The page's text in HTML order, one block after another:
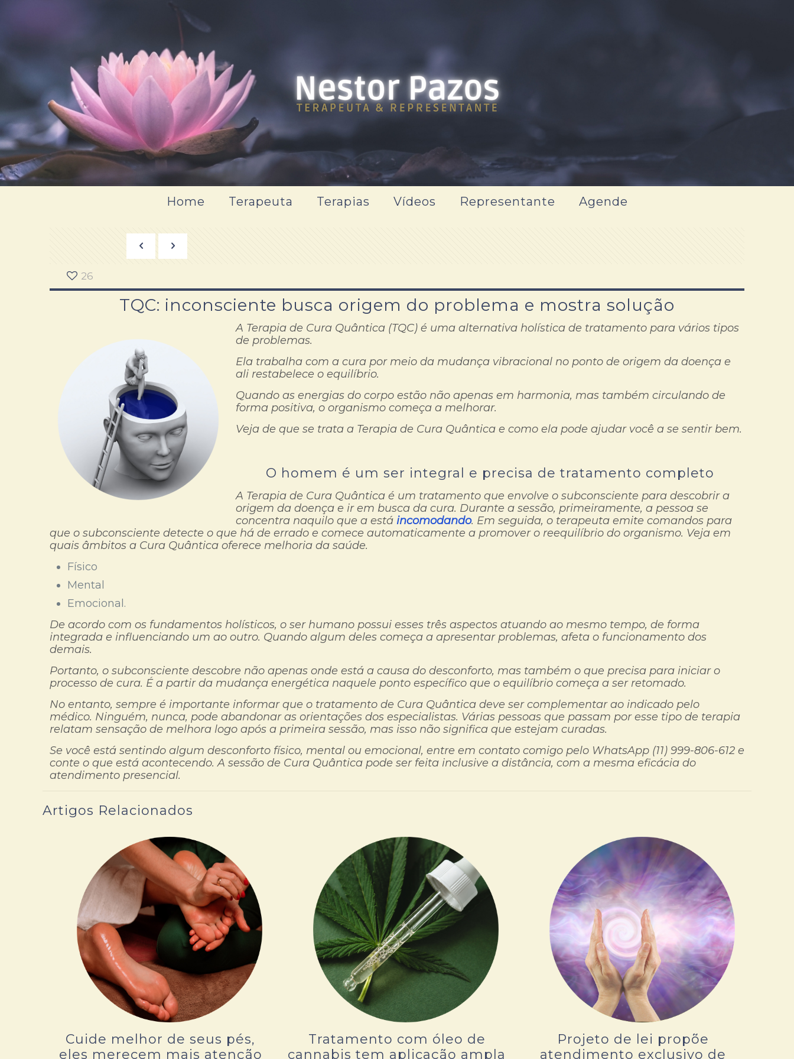
Home Terapeuta Terapias Vídeos Representante Agende
26
TQC: inconsciente busca origem do problema e mostra solução
A Terapia de Cura Quântica (TQC) é uma alternativa holística de tratamento para vários tipos
de problemas.
Ela trabalha com a cura por meio da mudança vibracional no ponto de origem da doença e
ali restabelece o equilíbrio.
Quando as energias do corpo estão não apenas em harmonia, mas também circulando de
forma positiva, o organismo começa a melhorar.
Veja de que se trata a Terapia de Cura Quântica e como ela pode ajudar você a se sentir bem.
O homem é um ser integral e precisa de tratamento completo
A Terapia de Cura Quântica é um tratamento que envolve o subconsciente para descobrir a
origem da doença e ir em busca da cura. Durante a sessão, primeiramente, a pessoa se
concentra naquilo que a está incomodando. Em seguida, o terapeuta emite comandos para
que o subconsciente detecte o que há de errado e comece automaticamente a promover o reequilíbrio do organismo. Veja em
quais âmbitos a Cura Quântica oferece melhoria da saúde.
Físico
Mental
Emocional.
De acordo com os fundamentos holísticos, o ser humano possui esses três aspectos atuando ao mesmo tempo, de forma
integrada e influenciando um ao outro. Quando algum deles começa a apresentar problemas, afeta o funcionamento dos
demais.
Portanto, o subconsciente descobre não apenas onde está a causa do desconforto, mas também o que precisa para iniciar o
processo de cura. É a partir da mudança energética naquele ponto específico que o equilíbrio começa a ser retomado.
No entanto, sempre é importante informar que o tratamento de Cura Quântica deve ser complementar ao indicado pelo
médico. Ninguém, nunca, pode abandonar as orientações dos especialistas. Várias pessoas que passam por esse tipo de terapia
relatam sensação de melhora logo após a primeira sessão, mas isso não significa que estejam curadas.
Se você está sentindo algum desconforto físico, mental ou emocional, entre em contato comigo pelo WhatsApp (11) 999-806-612 e
conte o que está acontecendo. A sessão de Cura Quântica pode ser feita inclusive a distância, com a mesma eficácia do
atendimento presencial.
Artigos Relacionados
Cuide melhor de seus pés,
eles merecem mais atenção
Tratamento com óleo de
cannabis tem aplicação ampla
Projeto de lei propõe
atendimento exclusivo de